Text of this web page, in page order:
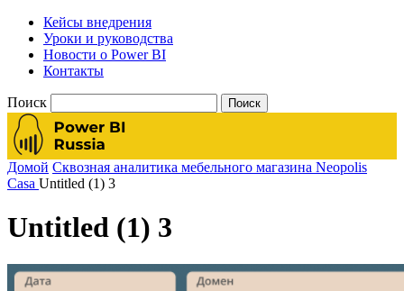
Кейсы внедрения
Уроки и руководства
Новости о Power BI
Контакты
Поиск
Домой Сквозная аналитика мебельного магазина Neopolis
Casa Untitled (1) 3
Untitled (1) 3